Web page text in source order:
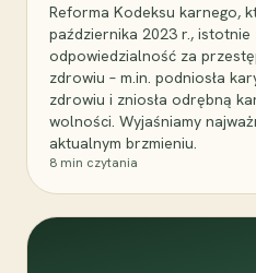
Reforma Kodeksu karnego,
października 2023 r., istotnie
odpowiedzialność za
zdrowiu – m.in. podniosła
zdrowiu i zniosła odrębną
wolności. Wyjaśniamy
aktualnym brzmieniu.
8 min czytania